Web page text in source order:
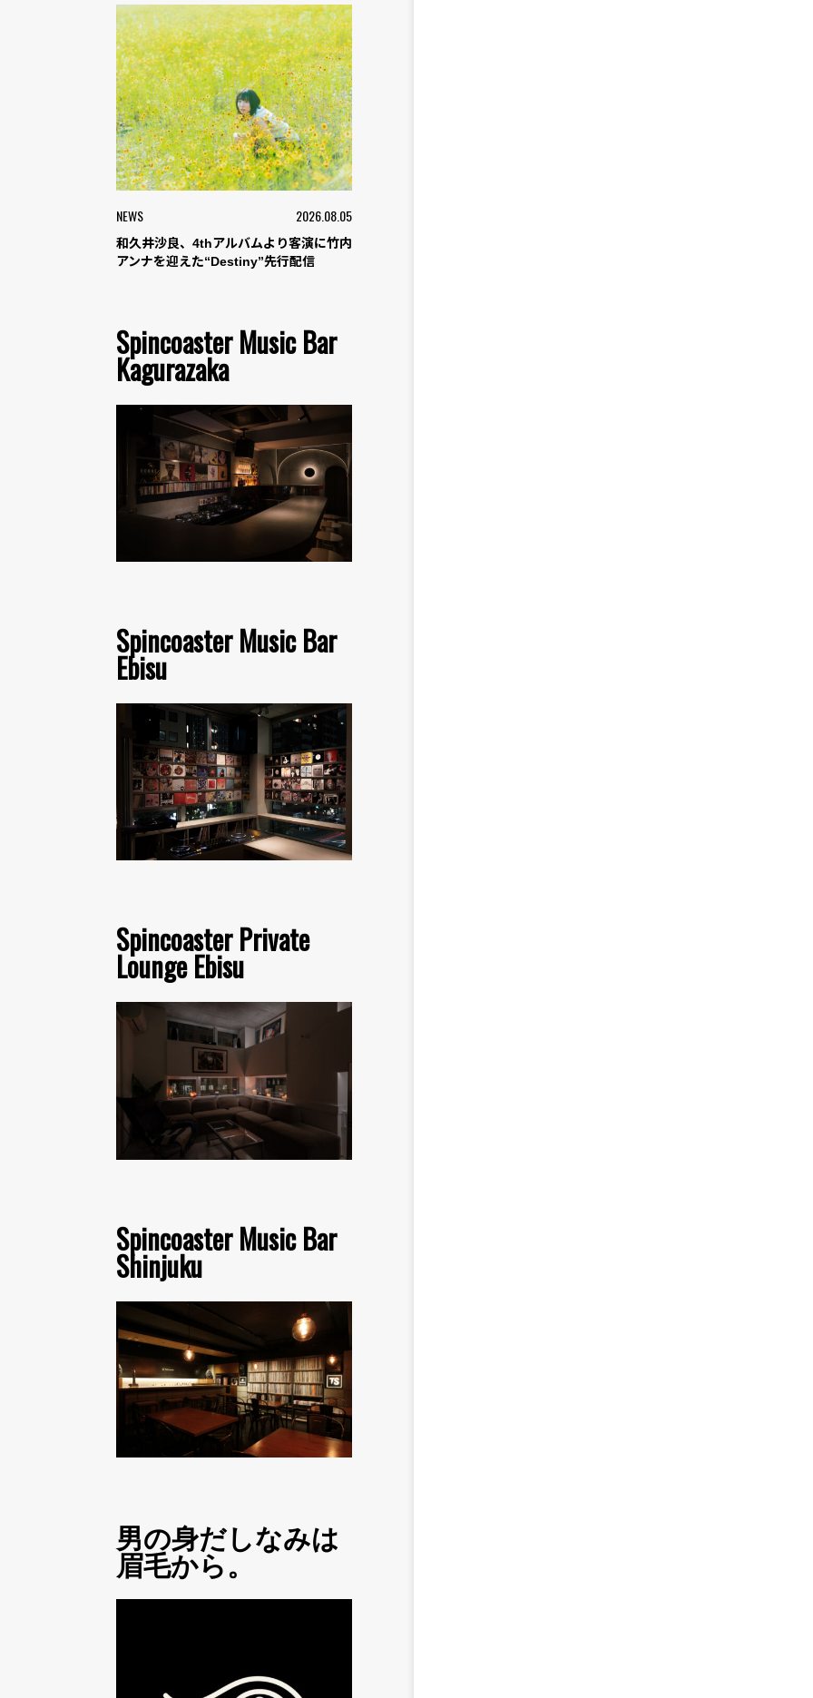
NEWS 2026.08.05
和久井沙良、4thアルバムより客演に竹内
アンナを迎えた“Destiny”先行配信
Spincoaster Music Bar
Kagurazaka
Spincoaster Music Bar
Ebisu
Spincoaster Private
Lounge Ebisu
Spincoaster Music Bar
Shinjuku
男の身だしなみは
眉毛から。